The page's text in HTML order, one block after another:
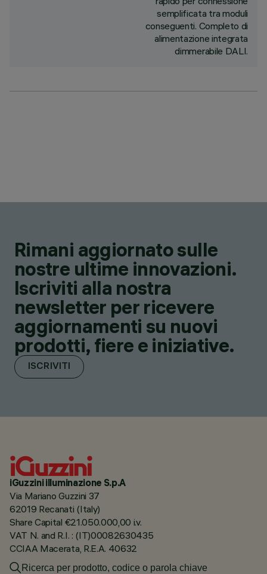
semplificata tra moduli
conseguenti. Completo di
alimentazione integrata
dimmerabile DALI.
Rimani aggiornato sulle
nostre ultime innovazioni.
Iscriviti alla nostra
newsletter per ricevere
aggiornamenti su nuovi
prodotti, fiere e iniziative.
ISCRIVITI
iGuzzini illuminazione S.p.A
Via Mariano Guzzini 37
62019 Recanati (Italy)
Share Capital €21.050.000,00 i.v.
VAT N. and R.I. : (IT)00082630435
CCIAA Macerata, R.E.A. 40632